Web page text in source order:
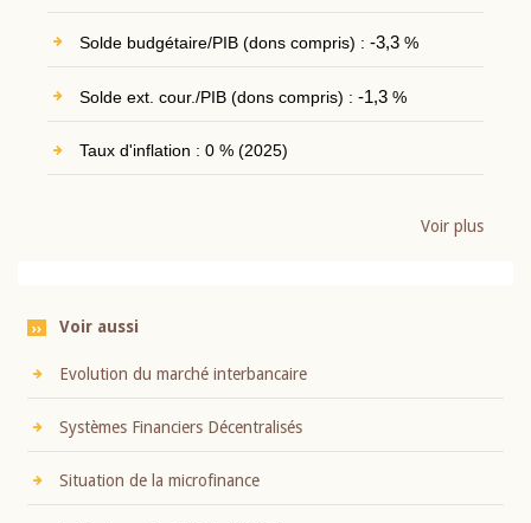
Solde budgétaire/PIB (dons compris) : -3,3%
Solde ext. cour./PIB (dons compris) : -1,3%
Taux d'inflation : 0 % (2025)
Voir plus
Voir aussi
Evolution du marché interbancaire
Systèmes Financiers Décentralisés
Situation de la microfinance